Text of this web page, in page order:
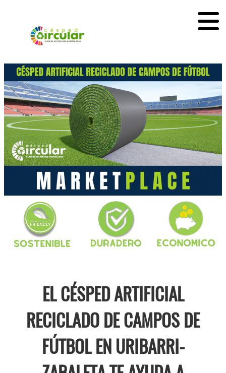
EL CÉSPED ARTIFICIAL
RECICLADO DE CAMPOS DE
FÚTBOL EN URIBARRI-